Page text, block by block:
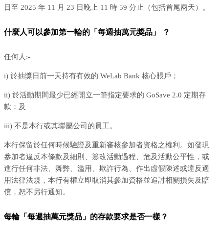
日至 2025 年 11 月 23 日晚上 11 時 59 分止（包括首尾兩天）。
什麼人可以參加第一輪的「每週抽萬元獎品」 ？
任何人:-
i) 於抽獎日前一天持有有效的 WeLab Bank 核心賬戶；
ii) 於活動期間最少已經開立一筆指定要求的 GoSave 2.0 定期存
款；及
iii) 不是本行或其聯屬公司的員工。
本行保留於任何時候驗證及重新審核參加者資格之權利。如發現
參加者違反本條款及細則、篡改活動過程、危及活動公平性，或
進行任何非法、舞弊、濫用、欺詐行為、作出虛假陳述或違反適
用法律法規，本行有權立即取消其參加資格並追討相關損失及賠
償，恕不另行通知。
每輪「每週抽萬元獎品」的存款要求是否一樣？